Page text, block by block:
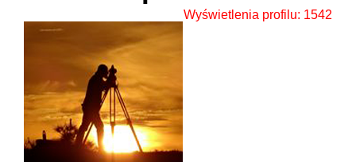
Wyświetlenia profilu: 1542